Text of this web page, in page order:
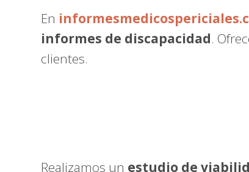
En
informes de discapacidad.
clientes.
Realizamos un estudio de